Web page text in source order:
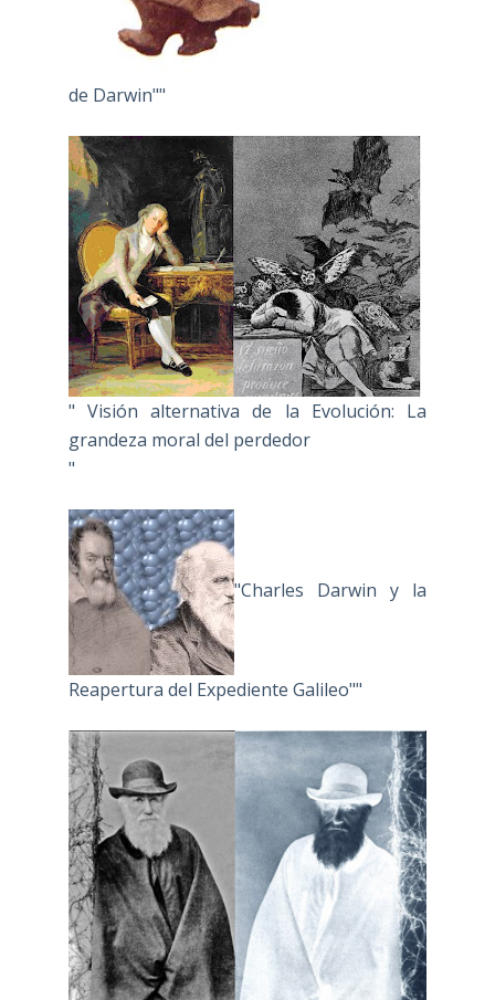
de Darwin""
" Visión alternativa de la Evolución: La
grandeza moral del perdedor
"
"Charles Darwin y la
Reapertura del Expediente Galileo""